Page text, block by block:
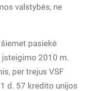
valstybės, ne
pasiekė
2010 m.
per trejus VSF
d. 57 kredito unijos